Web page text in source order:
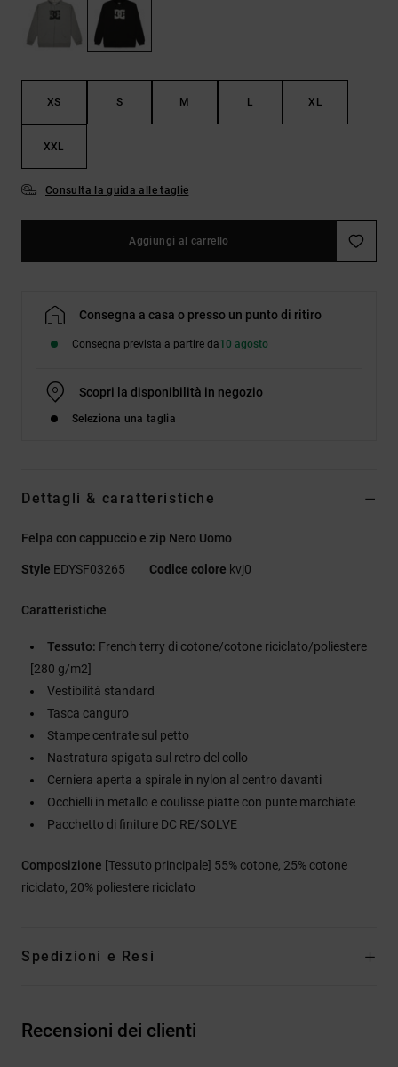
risposte
alle
domande
frequenti e
modulo di
le FAQ
XS S M L XL
XXL
Consulta la guida alle taglie
Aggiungi al carrello
Consegna a casa o presso un punto di ritiro
Consegna prevista a partire da10 agosto
Scopri la disponibilità in negozio
Seleziona una taglia
Dettagli & caratteristiche
Felpa con cappuccio e zip Nero Uomo
Style EDYSF03265 Codice colore kvj0
Caratteristiche
Tessuto: French terry di cotone/cotone riciclato/poliestere
[280 g/m2]
Vestibilità standard
Tasca canguro
Stampe centrate sul petto
Nastratura spigata sul retro del collo
Cerniera aperta a spirale in nylon al centro davanti
Occhielli in metallo e coulisse piatte con punte marchiate
Pacchetto di finiture DC RE/SOLVE
Composizione [Tessuto principale] 55% cotone, 25% cotone
riciclato, 20% poliestere riciclato
Spedizioni e Resi
Recensioni dei clienti